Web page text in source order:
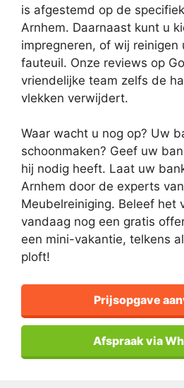
is afgestemd op de
Arnhem. Daarnaast kunt u
impregneren, of wij reinigen
fauteuil. Onze reviews op
vriendelijke team zelfs de
vlekken verwijdert.
Waar wacht u nog op? Uw
schoonmaken? Geef uw
hij nodig heeft. Laat uw
Arnhem door de experts
Meubelreiniging. Beleef het
vandaag nog een gratis
een mini-vakantie, telkens
ploft!
Prijsopgave
Afspraak via